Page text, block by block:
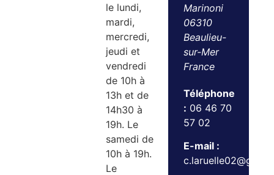
le lundi,
mardi,
mercredi,
jeudi et
vendredi
de 10h à
13h et de
14h30 à
19h. Le
samedi de
10h à 19h.
Le
Marinoni
06310
Beaulieu-
sur-Mer
France
Téléphone
: 06 46 70
57 02
E-mail :